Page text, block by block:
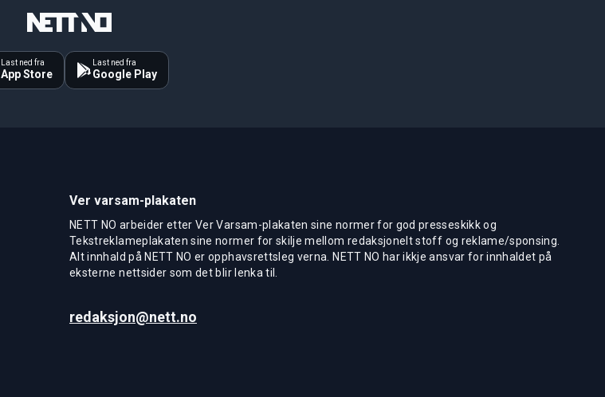
Last ned fra
App Store
Last ned fra
Google Play
Ver varsam-plakaten
NETT NO arbeider etter Ver Varsam-plakaten sine normer for god presseskikk og
Tekstreklameplakaten sine normer for skilje mellom redaksjonelt stoff og reklame/sponsing.
Alt innhald på NETT NO er opphavsrettsleg verna. NETT NO har ikkje ansvar for innhaldet på
eksterne nettsider som det blir lenka til.
redaksjon@nett.no